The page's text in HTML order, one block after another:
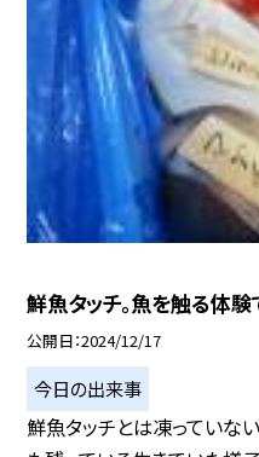
鮮魚タッチ。魚を触る体験
公開日 2024/12/17
今日の出来事
鮮魚タッチとは凍っていな